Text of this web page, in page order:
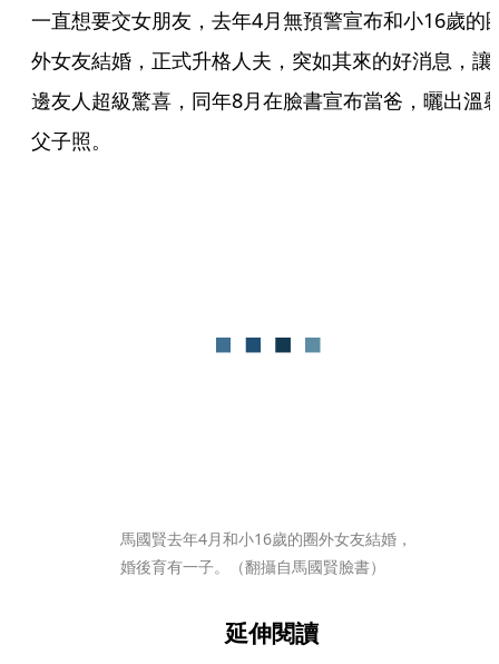
一直想要交女朋友，去年4月無預警宣布和小16歲的
外女友結婚，正式升格人夫，突如其來的好消息，讓
邊友人超級驚喜，同年8月在臉書宣布當爸，曬出溫
父子照。
馬國賢去年4月和小16歲的圈外女友結婚，
婚後育有一子。（翻攝自馬國賢臉書）
延伸閱讀